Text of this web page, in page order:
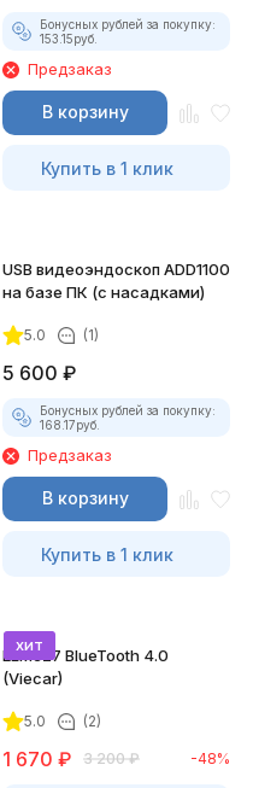
Бонусных рублей за покупку:
153.15руб.
Предзаказ
В корзину
Купить в 1 клик
USB видеоэндоскоп ADD1100
на базе ПК (с насадками)
5.0 (1)
5 600 ₽
Бонусных рублей за покупку:
168.17руб.
Предзаказ
В корзину
Купить в 1 клик
хит
ELM327 BlueTooth 4.0
(Viecar)
5.0 (2)
1 670 ₽ 3 200 ₽ -48%